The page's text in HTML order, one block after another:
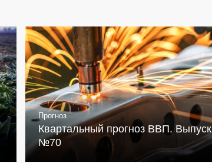
Прогноз
Квартальный прогноз ВВП. Выпуск
№70